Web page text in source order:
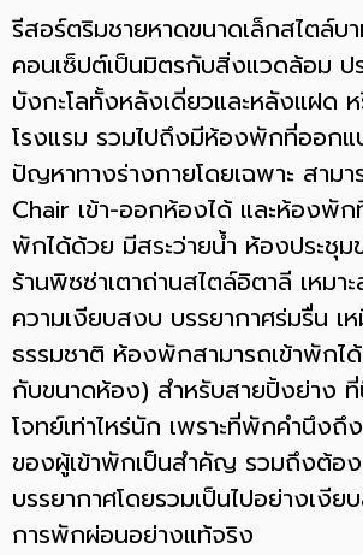
รีสอร์ตริมชายหาดขนาดเล็กสไตล์บ
คอนเซ็ปต์เป็นมิตรกับสิ่งแวดล้อม ป
บังกะโลทั้งหลังเดี่ยวและหลังแฝด
โรงแรม รวมไปถึงมีห้องพักที่ออก
ปัญหาทางร่างกายโดยเฉพาะ สาม
Chair เข้า-ออกห้องได้ และห้องพัก
พักได้ด้วย มีสระว่ายน้ำ ห้องประชุ
ร้านพิซซ่าเตาถ่านสไตล์อิตาลี เหมา
ความเงียบสงบ บรรยากาศร่มรื่น
ธรรมชาติ ห้องพักสามารถเข้าพัก
กับขนาดห้อง) สำหรับสายปิ้งย่าง
โจทย์เท่าไหร่นัก เพราะที่พักคำนึง
ของผู้เข้าพักเป็นสำคัญ รวมถึงต้อง
บรรยากาศโดยรวมเป็นไปอย่างเงีย
การพักผ่อนอย่างแท้จริง